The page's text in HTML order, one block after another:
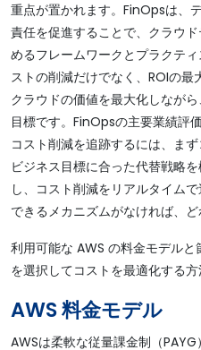
重点が置かれます。FinOpsは、
責任を促進することで、クラウ
めるフレームワークとプラクテ
ストの削減だけでなく、ROIの最
クラウドの価値を最大化しなが
目標です。FinOpsの主要業績評
コスト削減を追跡するには、ま
ビジネス目標に合った代替戦略
し、コスト削減をリアルタイム
できるメカニズムがなければ、ど
利用可能な AWS の料金モデル
を選択してコストを最適化する方
AWS 料金モデル
AWSは柔軟な従量課金制（